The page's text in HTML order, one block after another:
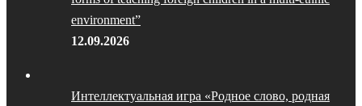
environment”
12.09.2026
Интеллектуальная игра «Родное слово, родная